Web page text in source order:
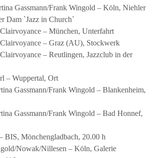
Gassmann/Frank Wingold – Köln, Niehler
Dam `Jazz in Church´
– München, Unterfahrt
– Graz (AU), Stockwerk
– Reutlingen, Jazzclub in der
– Wuppertal, Ort
Gassmann/Frank Wingold – Blankenheim,
Gassmann/Frank Wingold – Bad Honnef,
BIS, Mönchengladbach, 20.00 h
Nowak/Nillesen – Köln, Galerie